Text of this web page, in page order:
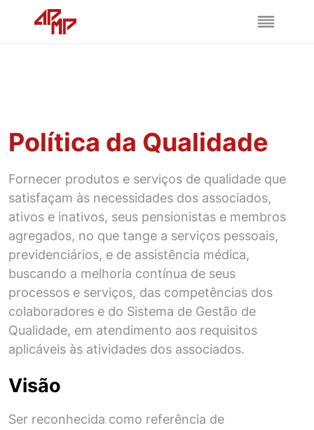
Política da Qualidade
Fornecer produtos e serviços de qualidade que
satisfaçam às necessidades dos associados,
ativos e inativos, seus pensionistas e membros
agregados, no que tange a serviços pessoais,
previdenciários, e de assistência médica,
buscando a melhoria contínua de seus
processos e serviços, das competências dos
colaboradores e do Sistema de Gestão de
Qualidade, em atendimento aos requisitos
aplicáveis às atividades dos associados.
Visão
Ser reconhecida como referência de